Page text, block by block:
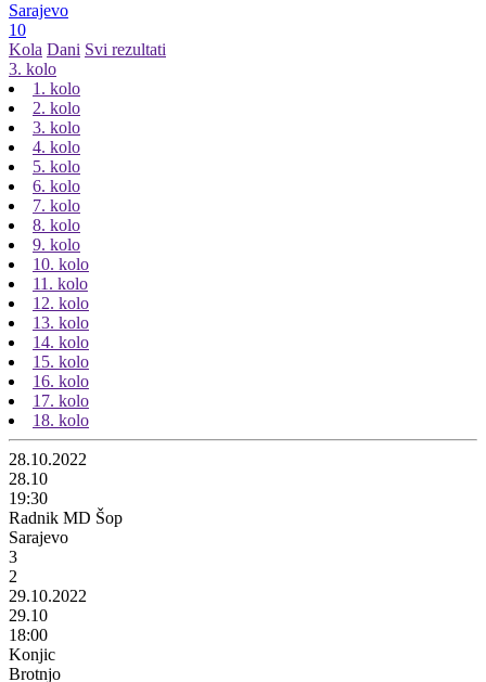
Sarajevo
10
Kola Dani Svi rezultati
3. kolo
1. kolo
2. kolo
3. kolo
4. kolo
5. kolo
6. kolo
7. kolo
8. kolo
9. kolo
10. kolo
11. kolo
12. kolo
13. kolo
14. kolo
15. kolo
16. kolo
17. kolo
18. kolo
28.10.2022
28.10
19:30
Radnik MD Šop
Sarajevo
3
2
29.10.2022
29.10
18:00
Konjic
Brotnjo